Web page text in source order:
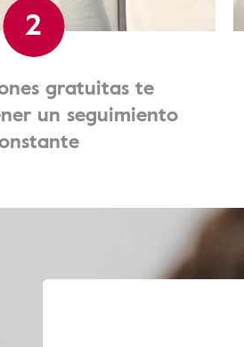
2
gratuitas te
un seguimiento